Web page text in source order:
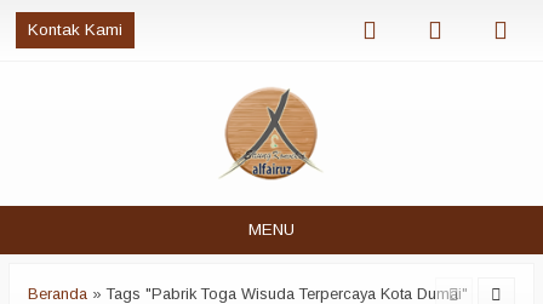
Kontak Kami
MENU
Beranda »Tags "Pabrik Toga Wisuda Terpercaya Kota Dumai"